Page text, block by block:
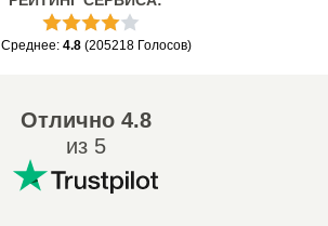
Среднее: 4.8 (205218 Голосов)
Отлично4.8
из 5